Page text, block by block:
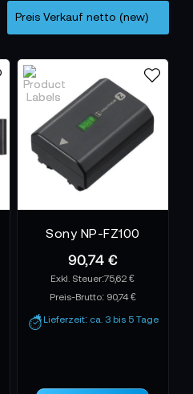
Sony NP-FZ100
90,74 €
75,62 €
Preis-Brutto: 90,74 €
Lieferzeit: ca. 3 bis 5 Tage